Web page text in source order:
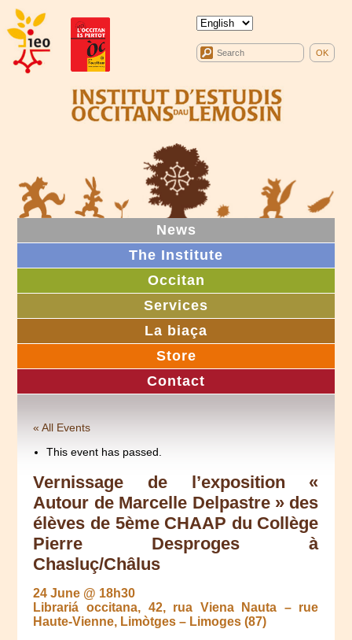
News
The Institute
Occitan
Services
La biaça
Store
Contact
« All Events
This event has passed.
Vernissage de l’exposition «
Autour de Marcelle Delpastre » des
élèves de 5ème CHAAP du Collège
Pierre Desproges à
Chasluç/Châlus
24 June @ 18h30
Librariá occitana, 42, rua Viena Nauta – rue
Haute-Vienne, Limòtges – Limoges (87)